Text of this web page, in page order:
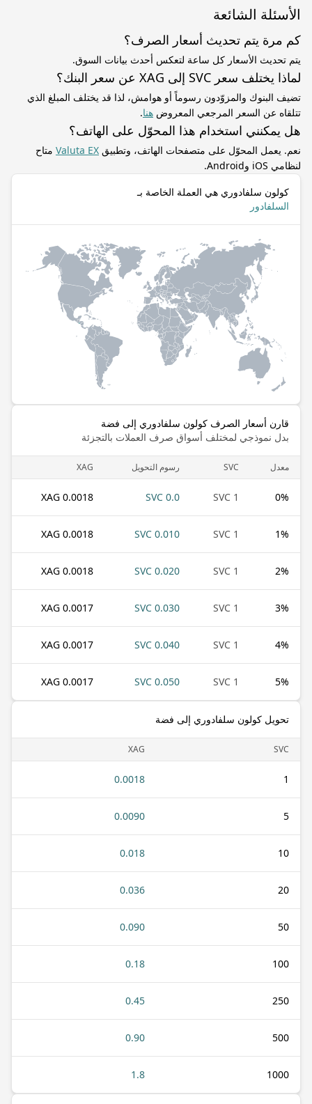
الأسئلة الشائعة
كم مرة يتم تحديث أسعار الصرف؟
يتم تحديث الأسعار كل ساعة لتعكس أحدث بيانات السوق.
لماذا يختلف سعر SVC إلى XAG عن سعر البنك؟
تضيف البنوك والمزوّدون رسوماً أو هوامش، لذا قد يختلف المبلغ الذي
تتلقاه عن السعر المرجعي المعروض هنا.
هل يمكنني استخدام هذا المحوّل على الهاتف؟
نعم. يعمل المحوّل على متصفحات الهاتف، وتطبيق Valuta EX متاح
لنظامي iOS وAndroid.
كولون سلفادوري هي العملة الخاصة بـ
السلفادور
قارن أسعار الصرف كولون سلفادوري إلى فضة
بدل نموذجي لمختلف أسواق صرف العملات بالتجزئة
معدل SVC رسوم التحويل XAG
0%
1 SVC
0.0 SVC
0.0018 XAG
1%
1 SVC
0.010 SVC
0.0018 XAG
2%
1 SVC
0.020 SVC
0.0018 XAG
3%
1 SVC
0.030 SVC
0.0017 XAG
4%
1 SVC
0.040 SVC
0.0017 XAG
5%
1 SVC
0.050 SVC
0.0017 XAG
تحويل كولون سلفادوري إلى فضة
SVC
XAG
1
0.0018
5
0.0090
10
0.018
20
0.036
50
0.090
100
0.18
250
0.45
500
0.90
1000
1.8